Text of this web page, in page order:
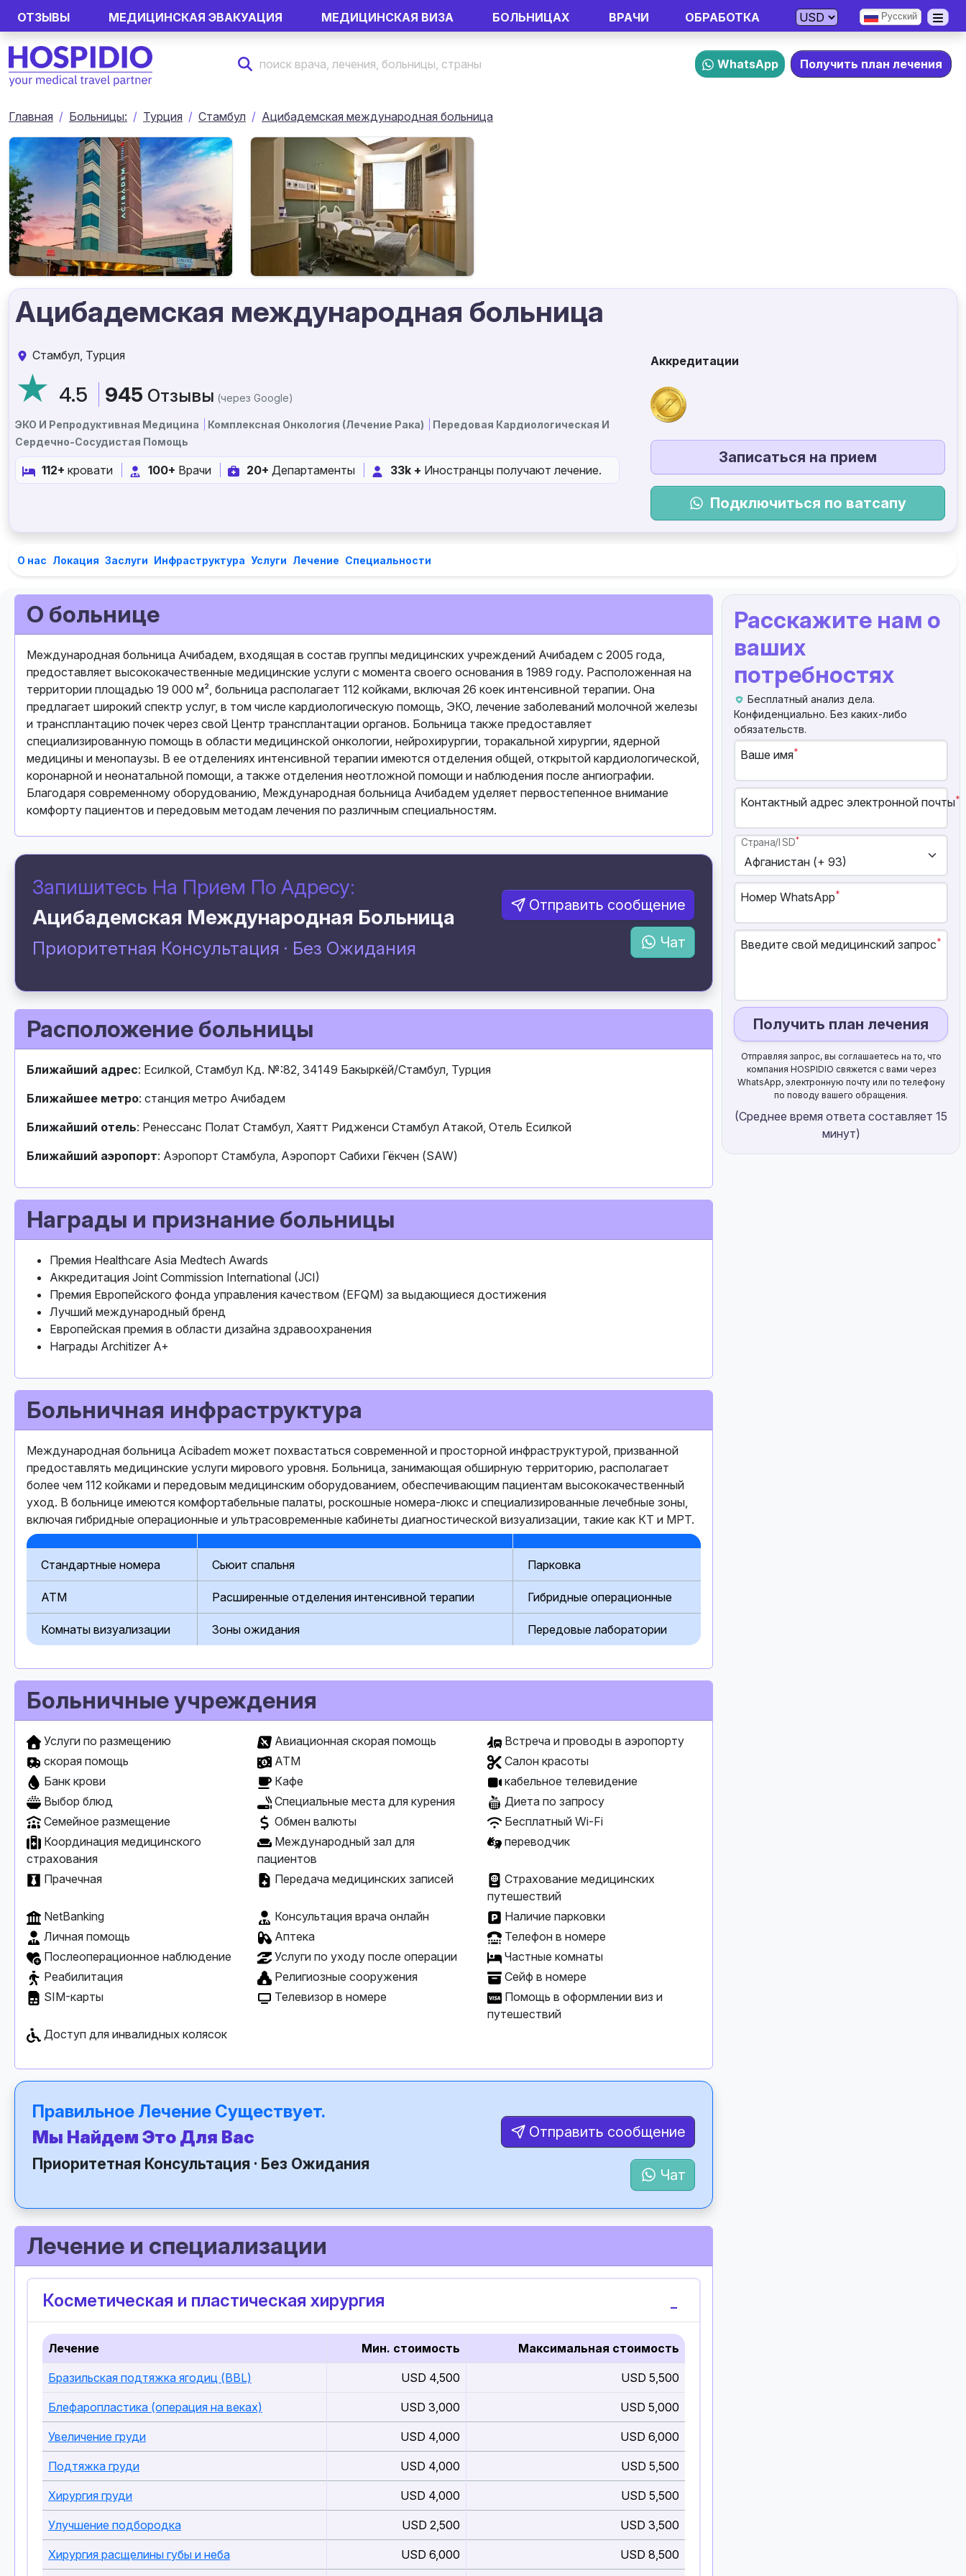
ОТЗЫВЫ МЕДИЦИНСКАЯ ЭВАКУАЦИЯ МЕДИЦИНСКАЯ ВИЗА БОЛЬНИЦАХ ВРАЧИ ОБРАБОТКА Русский
WhatsApp Получить план лечения
Главная Больницы: Турция Стамбул Ацибадемская международная больница
Ацибадемская международная больница
Стамбул, Турция
4.5 945 Отзывы (через Google)
ЭКО И Репродуктивная Медицина Комплексная Онкология (лечение Рака)
Передовая Кардиологическая И
Сердечно-Сосудистая Помощь
112+ кровати 100+ Врачи 20+ Департаменты 33k + Иностранцы получают лечение.
Аккредитации
Записаться на прием
Подключиться по ватсапу
О нас Локация Заслуги Инфраструктура Услуги Лечение Специальности
О больнице
Международная больница Ачибадем, входящая в состав группы медицинских учреждений Ачибадем с 2005 года,
предоставляет высококачественные медицинские услуги с момента своего основания в 1989 году. Расположенная на
территории площадью 19 000 м², больница располагает 112 койками, включая 26 коек интенсивной терапии. Она
предлагает широкий спектр услуг, в том числе кардиологическую помощь, ЭКО, лечение заболеваний молочной железы
и трансплантацию почек через свой Центр трансплантации органов. Больница также предоставляет
специализированную помощь в области медицинской онкологии, нейрохирургии, торакальной хирургии, ядерной
медицины и менопаузы. В ее отделениях интенсивной терапии имеются отделения общей, открытой кардиологической,
коронарной и неонатальной помощи, а также отделения неотложной помощи и наблюдения после ангиографии.
Благодаря современному оборудованию, Международная больница Ачибадем уделяет первостепенное внимание
комфорту пациентов и передовым методам лечения по различным специальностям.
Запишитесь На Прием По Адресу:
Ацибадемская Международная Больница
Приоритетная Консультация · Без Ожидания
Отправить сообщение
Чат
Расположение больницы
Ближайший адрес: Есилкой, Стамбул Кд. №:82, 34149 Бакыркёй/Стамбул, Турция
Ближайшее метро: станция метро Ачибадем
Ближайший отель: Ренессанс Полат Стамбул, Хаятт Ридженси Стамбул Атакой, Отель Есилкой
Ближайший аэропорт: Аэропорт Стамбула, Аэропорт Сабихи Гёкчен (SAW)
Награды и признание больницы
Премия Healthcare Asia Medtech Awards
Аккредитация Joint Commission International (JCI)
Премия Европейского фонда управления качеством (EFQM) за выдающиеся достижения
Лучший международный бренд
Европейская премия в области дизайна здравоохранения
Награды Architizer A+
Больничная инфраструктура
Международная больница Acibadem может похвастаться современной и просторной инфраструктурой, призванной
предоставлять медицинские услуги мирового уровня. Больница, занимающая обширную территорию, располагает
более чем 112 койками и передовым медицинским оборудованием, обеспечивающим пациентам высококачественный
уход. В больнице имеются комфортабельные палаты, роскошные номера-люкс и специализированные лечебные зоны,
включая гибридные операционные и ультрасовременные кабинеты диагностической визуализации, такие как КТ и МРТ.
Стандартные номера Сьюит спальня Парковка
ATM Расширенные отделения интенсивной терапии Гибридные операционные
Комнаты визуализации Зоны ожидания Передовые лаборатории
Больничные учреждения
Услуги по размещению Авиационная скорая помощь
Встреча и проводы в аэропорту
скорая помощь
ATM
Салон красоты
Банк крови
Кафе
кабельное телевидение
Выбор блюд
Специальные места для курения
Диета по запросу
Семейное размещение
Обмен валюты
Бесплатный Wi-Fi
Координация медицинского
страхования
Международный зал для
пациентов
переводчик
Прачечная Передача медицинских записей
Страхование медицинских
путешествий
NetBanking
Консультация врача онлайн
Наличие парковки
Личная помощь
Аптека
Телефон в номере
Послеоперационное наблюдение
Услуги по уходу после операции
Частные комнаты
Реабилитация
Религиозные сооружения
Сейф в номере
SIM-карты
Телевизор в номере
Помощь в оформлении виз и
путешествий
Доступ для инвалидных колясок
Правильное Лечение Существует.
Мы Найдем Это Для Вас
Приоритетная Консультация · Без Ожидания
Отправить сообщение
Чат
Лечение и специализации
Косметическая и пластическая хирургия
Лечение Мин. стоимость Максимальная стоимость
Бразильская подтяжка ягодиц (BBL) USD 4,500 USD 5,500
Блефаропластика (операция на веках) USD 3,000 USD 5,000
Увеличение груди USD 4,000 USD 6,000
Подтяжка груди USD 4,000 USD 5,500
Хирургия груди USD 4,000 USD 5,500
Улучшение подбородка USD 2,500 USD 3,500
Хирургия расщелины губы и неба USD 6,000 USD 8,500
Расскажите нам о
ваших
потребностях
Бесплатный анализ дела.
Конфиденциально. Без каких-либо
обязательств.
Ваше имя*
Контактный адрес электронной почты*
Страна/ISD*
Номер WhatsApp*
Введите свой медицинский запрос*
Получить план лечения
Отправляя запрос, вы соглашаетесь на то, что
компания HOSPIDIO свяжется с вами через
WhatsApp, электронную почту или по телефону
по поводу вашего обращения.
(Среднее время ответа составляет 15
минут)